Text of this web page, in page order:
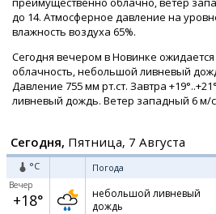
до 14. Атмосферное давление на
влажность воздуха 65%.
Сегодня вечером в Новинке ожидается
облачность, небольшой ливневый
Давление 755 мм рт.ст. Завтра
ливневый дождь. Ветер западный 6 м/
Сегодня, Пятница, 7 Августа
°C Погода
Вечер
+18°
небольшой ливневый
дождь